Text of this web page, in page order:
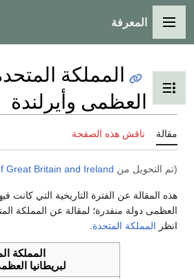
القائمة الرئيسية
المعرفة
تبديل عرض جدول المحتويات
المملكة
العظمى وأيرلندة
مقالة ناقش هذه الصفحة
(تم التحويل من Great Britain and Ireland
هذه المقالة عن الفترة التاريخية التي كانت
العظمى دولة منفدرة؛ لمقالة عن المملكة
انظر المملكة المتحدة
المملكة
لبريطانيا